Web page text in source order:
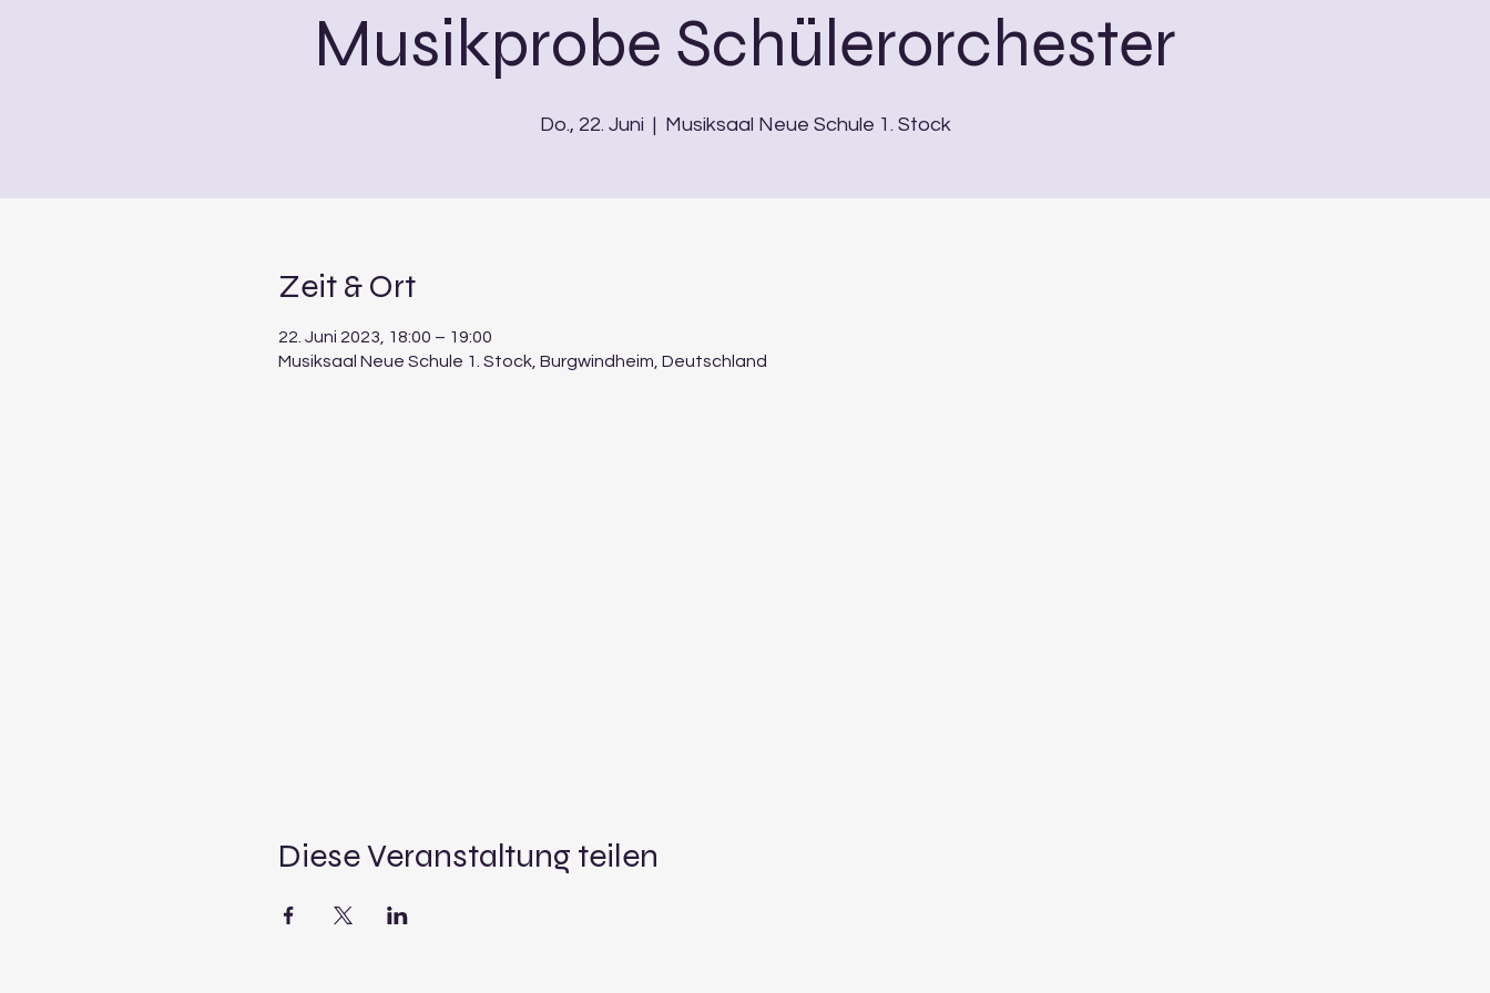
Musikprobe Schülerorchester
Do., 22. Juni
  |
Musiksaal Neue Schule 1. Stock
Zeit & Ort
22. Juni 2023, 18:00 – 19:00
Musiksaal Neue Schule 1. Stock, Burgwindheim, Deutschland
Diese Veranstaltung teilen